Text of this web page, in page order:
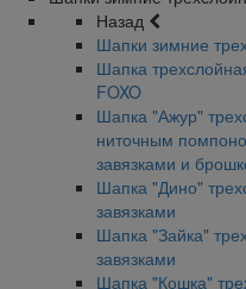
Назад
Шапки зимние
Шапка
FOXO
Шапка "Ажур"
ниточным
завязками и
Шапка "Дино"
завязками
Шапка "Зайка"
завязками
Шапка "Кошка"